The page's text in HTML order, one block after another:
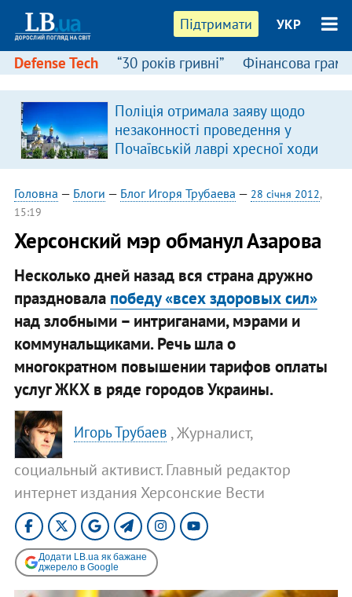
Підтримати УКР
Defense Tech “30 років гривні” Фінансова
Поліція отримала заяву щодо
незаконності проведення у
Почаївській лаврі хресної ходи
Головна — Блоги — Блог Игоря Трубаева — 28 січня 2012,
15:19
Херсонский мэр обманул Азарова
Несколько дней назад вся страна дружно
праздновала победу «всех здоровых сил»
над злобными – интриганами, мэрами и
коммунальщиками. Речь шла о
многократном повышении тарифов оплаты
услуг ЖКХ в ряде городов Украины.
Игорь Трубаев , Журналист,
социальный активист. Главный редактор
интернет издания Херсонские Вести
Додати LB.ua як бажане
джерело в Google